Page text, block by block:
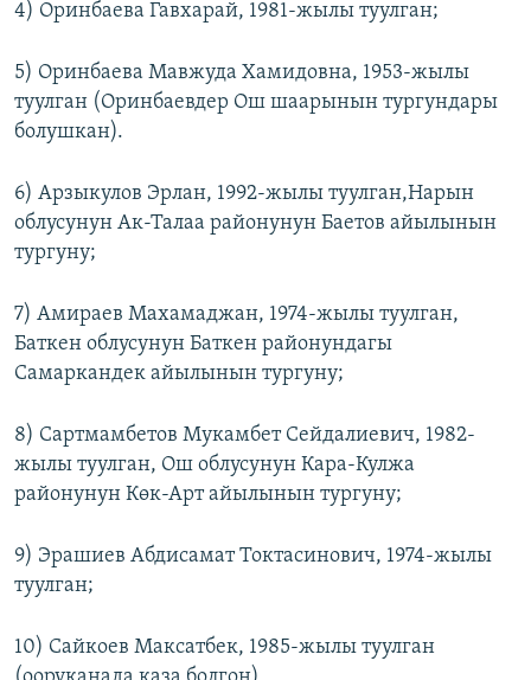
4) Оринбаева Гавхарай, 1981-жылы туулган;
5) Оринбаева Мавжуда Хамидовна, 1953-жылы
туулган (Оринбаевдер Ош шаарынын тургундары
болушкан).
6) Арзыкулов Эрлан, 1992-жылы туулган,Нарын
облусунун Ак-Талаа районунун Баетов айылынын
тургуну;
7) Амираев Махамаджан, 1974-жылы туулган,
Баткен облусунун Баткен районундагы
Самаркандек айылынын тургуну;
8) Сартмамбетов Мукамбет Сейдалиевич, 1982-
жылы туулган, Ош облусунун Кара-Кулжа
районунун Көк-Арт айылынын тургуну;
9) Эрашиев Абдисамат Токтасинович, 1974-жылы
туулган;
10) Сайкоев Максатбек, 1985-жылы туулган